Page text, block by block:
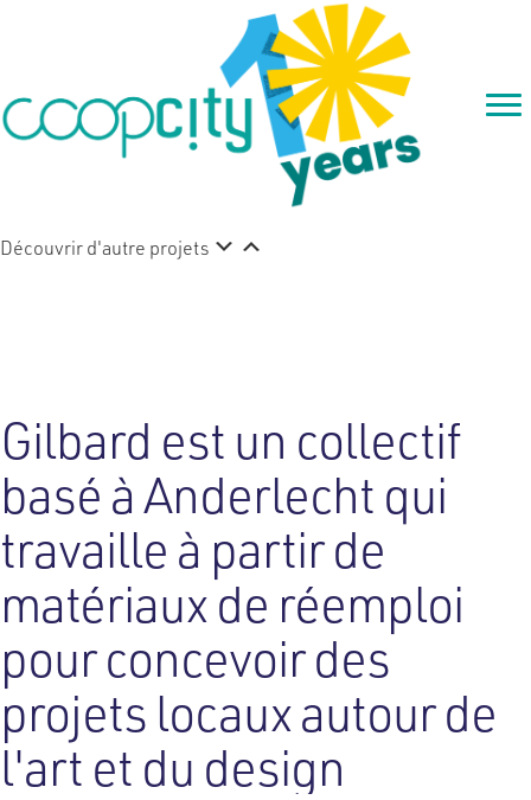
Découvrir d'autre projets
Gilbard est un collectif
basé à Anderlecht qui
travaille à partir de
matériaux de réemploi
pour concevoir des
projets locaux autour de
l'art et du design